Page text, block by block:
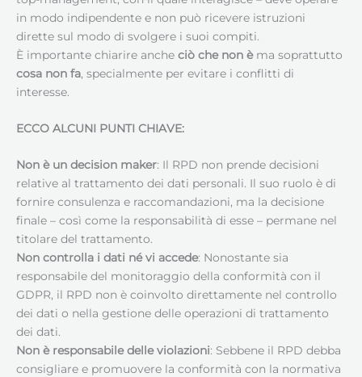
in modo indipendente e non può ricevere istruzioni
dirette sul modo di svolgere i suoi compiti.
È importante chiarire anche ciò che non èma soprattutto
cosa non fa, specialmente per evitare i conflitti di
interesse.
ECCO ALCUNI PUNTI CHIAVE:
Non è un decision maker: Il RPD non prende decisioni
relative al trattamento dei dati personali. Il suo ruolo è di
fornire consulenza e raccomandazioni, ma la decisione
finale – così come la responsabilità di esse – permane nel
titolare del trattamento.
Non controlla i dati né vi accede: Nonostante sia
responsabile del monitoraggio della conformità con il
GDPR, il RPD non è coinvolto direttamente nel controllo
dei dati o nella gestione delle operazioni di trattamento
dei dati.
Non è responsabile delle violazioni: Sebbene il RPD debba
consigliare e promuovere la conformità con la normativa